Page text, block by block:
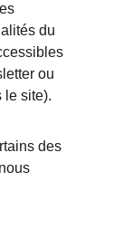
du
ou
le site).
des